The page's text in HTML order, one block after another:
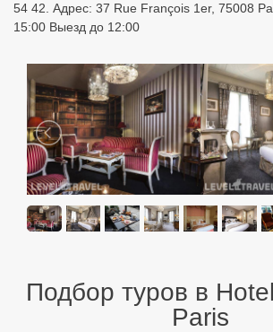
54 42. Адрес: 37 Rue François 1er, 75008
15:00 Выезд до 12:00
Подбор туров в
Paris